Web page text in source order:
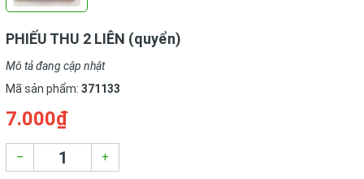
PHIẾU THU 2 LIÊN (quyển)
Mô tả đang cập nhật
Mã sản phẩm: 371133
7.000₫
– +